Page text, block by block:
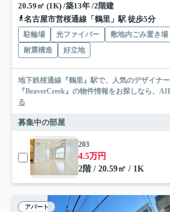
20.59㎡ (1K) /築13年 /2階建
名古屋市営桜通線「鶴里」駅 徒歩5分
駐輪場 光ファイバー 敷地内ごみ置き場
耐震構造
好立地
地下鉄桜通線『鶴里』駅で、人気のデザイナ
『BeaverCreek』の物件情報をお探しなら、
る
募集中の部屋
203
4.5万円
2階 / 20.59㎡ / 1K
アパート